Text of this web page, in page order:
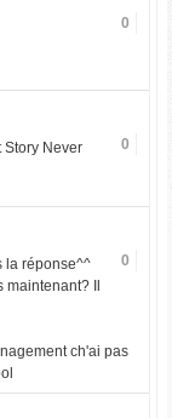
0
0
Story Never
0
la réponse^^
Il
ch'ai pas